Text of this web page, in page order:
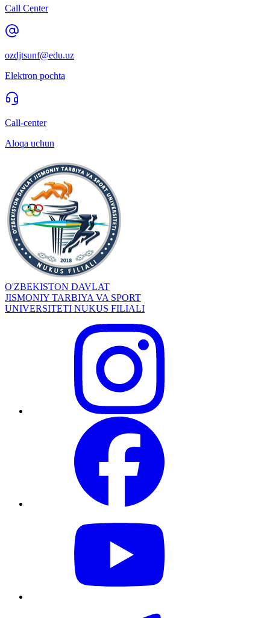
Call Center
ozdjtsunf@edu.uz
Elektron pochta
Call-center
Aloqa uchun
O'ZBEKISTON DAVLAT
JISMONIY TARBIYA VA SPORT
UNIVERSITETI NUKUS FILIALI